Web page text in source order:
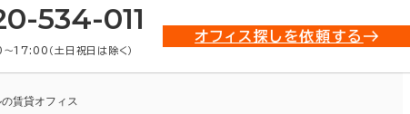
534-011
17:00（土日祝日は除く）
オフィス探しを依頼する
賃貸オフィス